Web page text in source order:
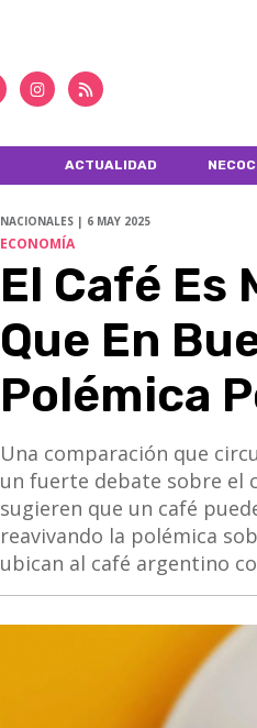
ACTUALIDAD
NACIONALES | 6 MAY 2025
ECONOMÍA
El Café Es
Que En
Polémica
Una comparación que
un fuerte debate sobre el
sugieren que un café
reavivando la polémica
ubican al café argentino